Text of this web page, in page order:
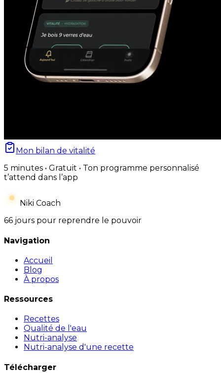
Mon bilan de vitalité
5 minutes • Gratuit • Ton programme personnalisé
t’attend dans l’app
Niki Coach
66 jours pour reprendre le pouvoir
Navigation
Accueil
Blog
À propos
Ressources
Recettes
Qualité de l'eau
Nutri-analyse
Nutri-analyse d'une recette
Télécharger